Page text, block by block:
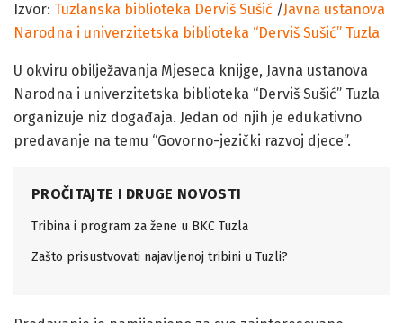
Izvor: Tuzlanska biblioteka Derviš Sušić /Javna ustanova
Narodna i univerzitetska biblioteka “Derviš Sušić” Tuzla
U okviru obilježavanja Mjeseca knijge, Javna ustanova
Narodna i univerzitetska biblioteka “Derviš Sušić” Tuzla
organizuje niz događaja. Jedan od njih je edukativno
predavanje na temu “Govorno-jezički razvoj djece”.
PROČITAJTE I DRUGE NOVOSTI
Tribina i program za žene u BKC Tuzla
Zašto prisustvovati najavljenoj tribini u Tuzli?